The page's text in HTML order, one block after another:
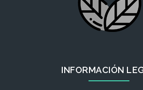
INFORMACIÓN